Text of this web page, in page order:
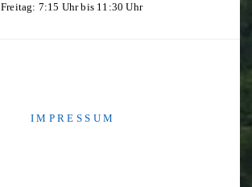
Freitag: 7:15 Uhr bis 11:30 Uhr
I M P R E S S U M